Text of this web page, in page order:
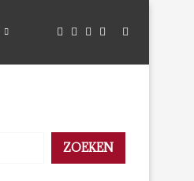
ZOEKEN